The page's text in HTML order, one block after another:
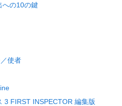
への10の鍵
使者
3 FIRST INSPECTOR 編集版